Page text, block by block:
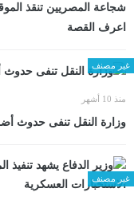
شجاعة المصريين تنقذ
اعرف القصة
غير مصنف
منذ 10 أشهر
وزارة النقل تنفى حدوث
غير مصنف